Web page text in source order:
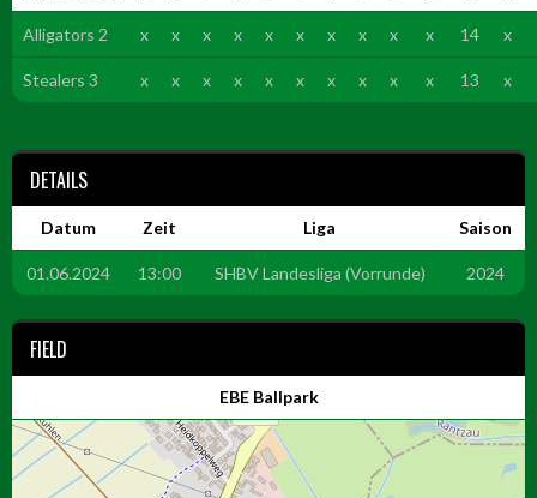
Alligators 2 x x x x x x x x x x 14 x
Stealers 3 x x x x x x x x x x 13 x
DETAILS
Datum Zeit Liga Saison
01.06.2024 13:00 SHBV Landesliga (Vorrunde) 2024
FIELD
EBE Ballpark